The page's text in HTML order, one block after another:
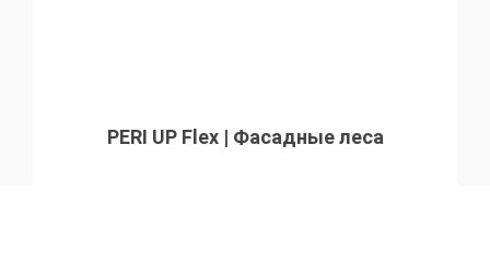
PERI UP Flex | Фасадные леса